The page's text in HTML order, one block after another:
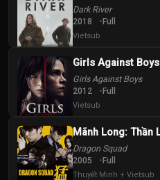
Dark River
2018 Full
Vietsub
Girls Against Boys
Girls Against Boys
2012 Full
Vietsub
Mãnh Long: Thần
Dragon Squad
2005 Full
Thuyết Minh + Vietsub